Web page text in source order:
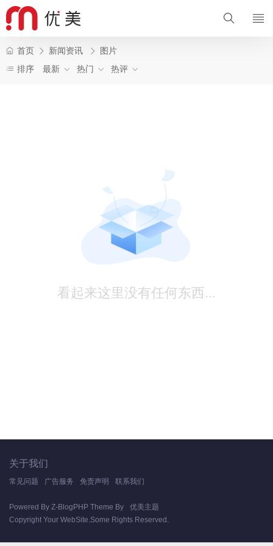
首页 新闻资讯
图片
排序
最新 热门 热评
看起来这里没有任何东西...
关于我们
常见问题 广告服务 免责声明 联系我们
Powered By Z-BlogPHP Theme By
优美主题
Copyright Your WebSite.Some Rights Reserved.